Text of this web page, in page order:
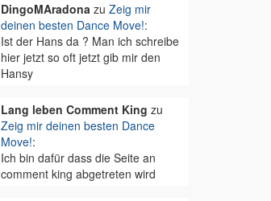
DingoMAradonazu Zeig mir
deinen besten Dance Move!:
Ist der Hans da ? Man ich schreibe
hier jetzt so oft jetzt gib mir den
Hansy
Lang leben Comment King zu
Zeig mir deinen besten Dance
Move!:
Ich bin dafür dass die Seite an
comment king abgetreten wird